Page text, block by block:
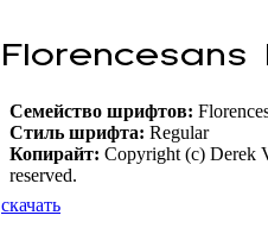
Семейство шрифтов:
Стиль шрифта: Regular
Копирайт: Copyright (c) Derek
reserved.
скачать